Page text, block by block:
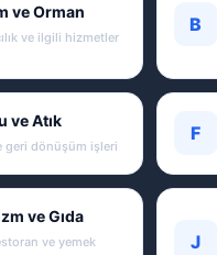
ve Orman
ve ilgili hizmetler
B
ve Atık
geri dönüşüm işleri
F
ve Gıda
ve yemek
J